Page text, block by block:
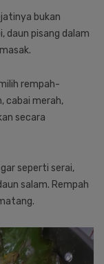
bukan
daun pisang dalam
rempah-
cabai merah,
secara
seperti serai,
salam. Rempah